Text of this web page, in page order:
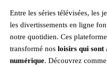
Entre les séries télévisées, les
les divertissements en ligne
notre quotidien. Ces
transformé nos loisirs qui sont
numérique. Découvrez